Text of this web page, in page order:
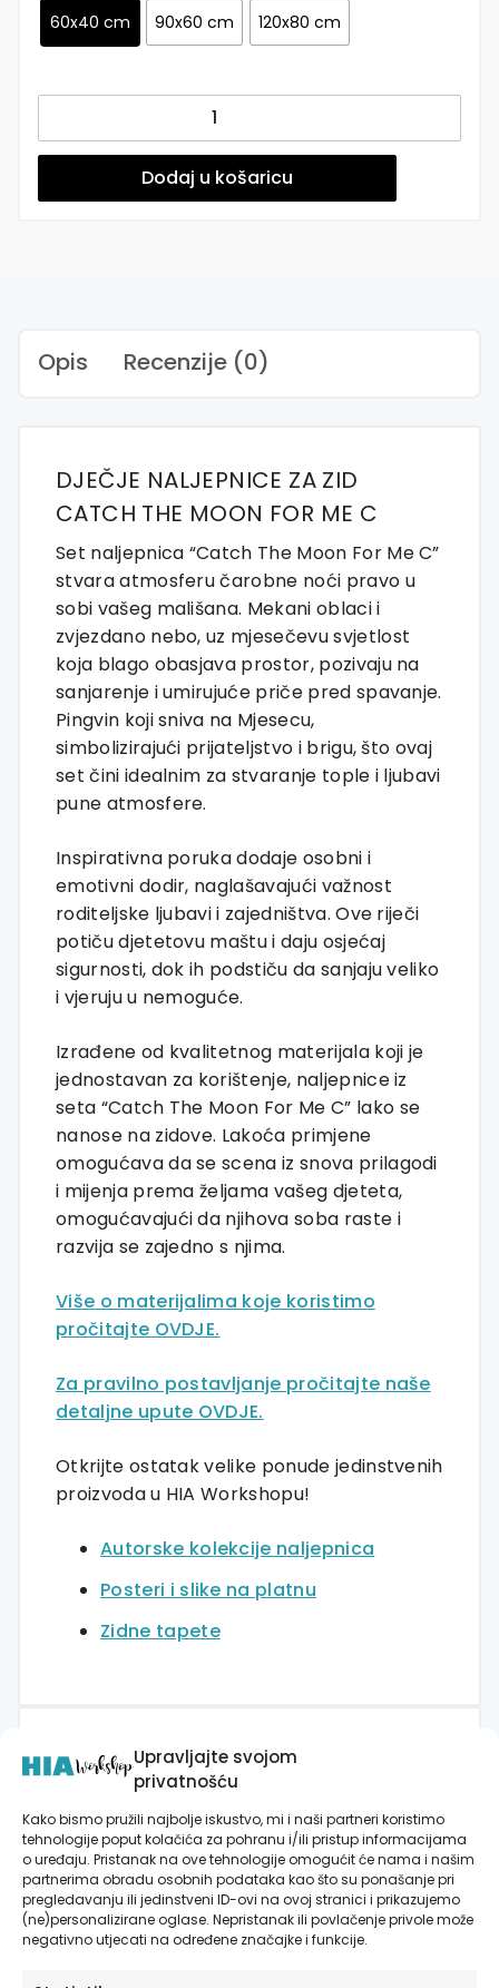
Upravljajte svojom
privatnošću
Kako bismo pružili najbolje iskustvo, mi i naši partneri koristimo
tehnologije poput kolačića za pohranu i/ili pristup informacijama
o uređaju. Pristanak na ove tehnologije omogućit će nama i našim
partnerima obradu osobnih podataka kao što su ponašanje pri
pregledavanju ili jedinstveni ID-ovi na ovoj stranici i prikazujemo
(ne)personalizirane oglase. Nepristanak ili povlačenje privole može
negativno utjecati na određene značajke i funkcije.
60x40 cm 90x60 cm 120x80 cm
zid
sobe
C
Dodaj u košaricu
Opis Recenzije (0)
DJEČJE NALJEPNICE ZA ZID
CATCH THE MOON FOR ME C
Set naljepnica “Catch The Moon For Me C”
stvara atmosferu čarobne noći pravo u
sobi vašeg mališana. Mekani oblaci i
zvjezdano nebo, uz mjesečevu svjetlost
koja blago obasjava prostor, pozivaju na
sanjarenje i umirujuće priče pred spavanje.
Pingvin koji sniva na Mjesecu,
simbolizirajući prijateljstvo i brigu, što ovaj
set čini idealnim za stvaranje tople i ljubavi
pune atmosfere.
Inspirativna poruka dodaje osobni i
emotivni dodir, naglašavajući važnost
roditeljske ljubavi i zajedništva. Ove riječi
potiču djetetovu maštu i daju osjećaj
sigurnosti, dok ih podstiču da sanjaju veliko
i vjeruju u nemoguće.
Izrađene od kvalitetnog materijala koji je
jednostavan za korištenje, naljepnice iz
seta “Catch The Moon For Me C” lako se
nanose na zidove. Lakoća primjene
omogućava da se scena iz snova prilagodi
i mijenja prema željama vašeg djeteta,
omogućavajući da njihova soba raste i
razvija se zajedno s njima.
Više o materijalima koje koristimo
pročitajte OVDJE.
Za pravilno postavljanje pročitajte naše
detaljne upute OVDJE.
Otkrijte ostatak velike ponude jedinstvenih
proizvoda u HIA Workshopu!
Autorske kolekcije naljepnica
Posteri i slike na platnu
Zidne tapete
RECENZIJE
Još nema recenzija.
Budite prvi koji će recenzirati “Naljepnice
za zid dječje sobe | Catch The Moon For
Me C”
Morate bitiprijavljenida biste objavili